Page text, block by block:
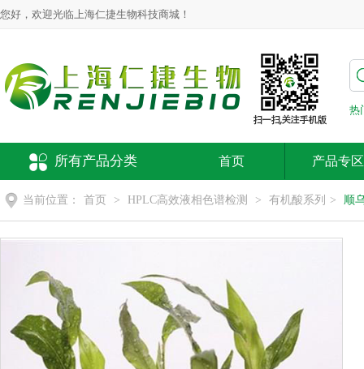
您好，欢迎光临上海仁捷生物科技商城！
热
所有产品分类 首页 产品专区
当前位置： 首页 > HPLC高效液相色谱检测 > 有机酸系列 > 顺